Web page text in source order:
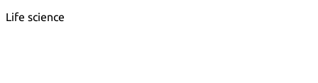
Life science